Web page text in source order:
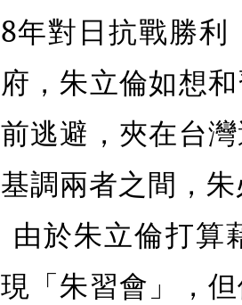
8年對日抗戰勝
府，朱立倫如想
前逃避，夾在台
基調兩者之間
由於朱立倫打算
現「朱習會」，